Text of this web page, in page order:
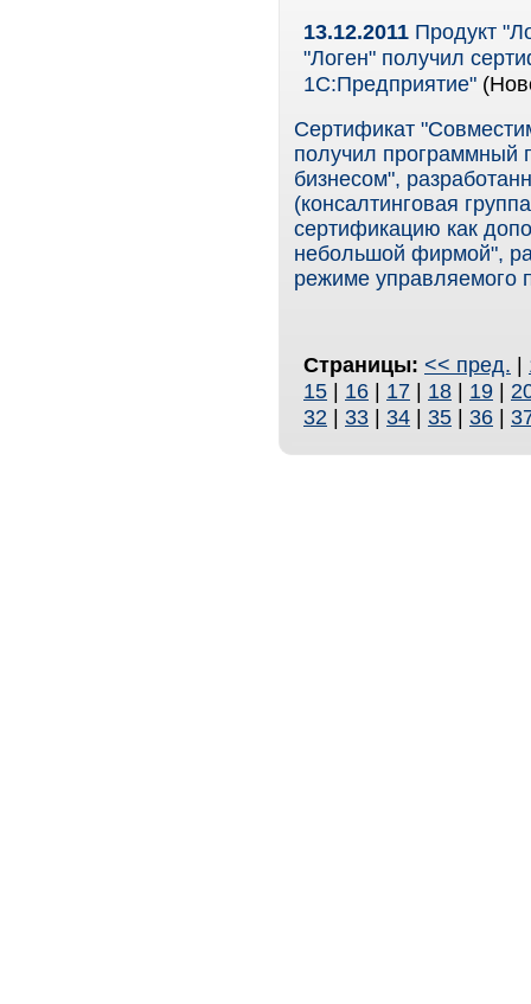
13.12.2011 Продукт
"Логен" получил
1С:Предприятие"
Сертификат
получил программный
бизнесом",
(консалтинговая
сертификацию как
небольшой фирмой",
режиме управляемого
Страницы: << пред. |
15 | 16 | 17 | 18 | 19 |
32 | 33 | 34 | 35 | 36 |